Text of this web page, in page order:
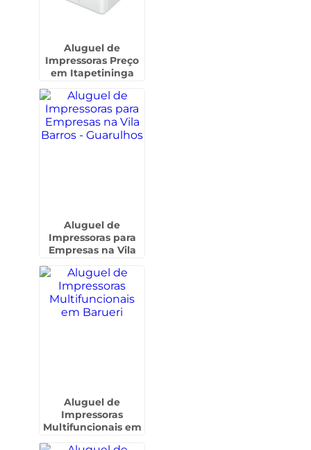
Aluguel de
Impressoras Preço
em Itapetininga
Aluguel de
Impressoras para
Empresas na Vila
Aluguel de
Impressoras
Multifuncionais em